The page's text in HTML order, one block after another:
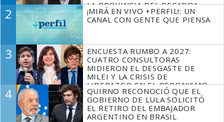
LA PROVINCIA DEL PECADO"
2
¡MIRÁ EN VIVO +PERFIL!: UN
CANAL CON GENTE QUE PIENSA
3
ENCUESTA RUMBO A 2027:
CUATRO CONSULTORAS
MIDIERON EL DESGASTE DE
MILEI Y LA CRISIS DE
LIDERAZGO EN EL PERONISMO
4
QUIRNO RECONOCIÓ QUE EL
GOBIERNO DE LULA SOLICITÓ
EL RETIRO DEL EMBAJADOR
ARGENTINO EN BRASIL